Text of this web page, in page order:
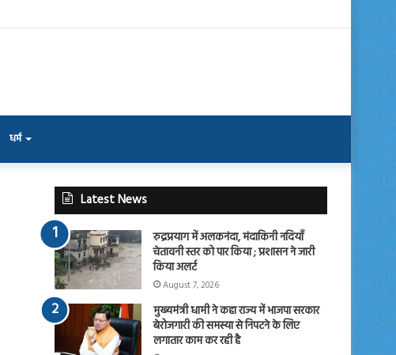
धर्म
Latest News
रुद्रप्रयाग में अलकनंदा, मंदाकिनी नदियाँ
चेतावनी स्तर को पार किया ; प्रशासन ने जारी
किया अलर्ट
August 7, 2026
मुख्यमंत्री धामी ने कहा राज्य में भाजपा सरकार
बेरोजगारी की समस्या से निपटने के लिए
लगातार काम कर रही है